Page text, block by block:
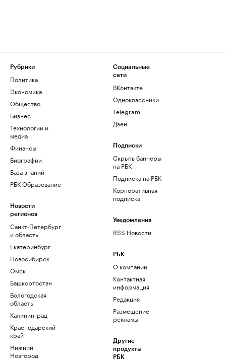
Рубрики
Политика
Экономика
Общество
Бизнес
Технологии и
медиа
Финансы
Биографии
База знаний
РБК Образование
Новости
регионов
Санкт-Петербург
и область
Екатеринбург
Новосибирск
Омск
Башкортостан
Вологодская
область
Калининград
Краснодарский
край
Нижний
Новгород
Социальные
сети
ВКонтакте
Одноклассники
Telegram
Дзен
Подписки
Скрыть баннеры
на РБК
Подписка на РБК
Корпоративная
подписка
Уведомления
RSS Новости
РБК
О компании
Контактная
информация
Редакция
Размещение
рекламы
Другие
продукты
РБК